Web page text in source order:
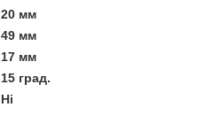
20 мм
49 мм
17 мм
15 град.
Ні